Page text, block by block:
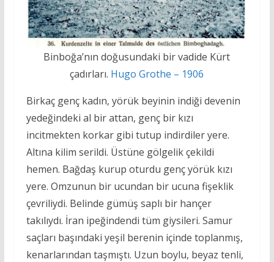
Binboğa’nın doğusundaki bir vadide Kürt
çadırları. Hugo Grothe – 1906
Birkaç genç kadın, yörük beyinin indiği devenin
yedeğindeki al bir attan, genç bir kızı
incitmekten korkar gibi tutup indirdiler yere.
Altına kilim serildi. Üstüne gölgelik çekildi
hemen. Bağdaş kurup oturdu genç yörük kızı
yere. Omzunun bir ucundan bir ucuna fişeklik
çevriliydi. Belinde gümüş saplı bir hançer
takılıydı. İran ipeğindendi tüm giysileri. Samur
saçları başındaki yeşil berenin içinde toplanmış,
kenarlarından taşmıştı. Uzun boylu, beyaz tenli,